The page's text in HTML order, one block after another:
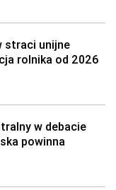
straci unijne
rolnika od 2026
w debacie
powinna